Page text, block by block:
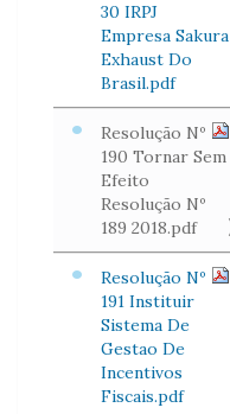
30 IRPJ
Empresa Sakura
Exhaust Do
Brasil.pdf
Resolução Nº
190 Tornar Sem
Efeito
Resolução Nº
189 2018.pdf
Resolução Nº
191 Instituir
Sistema De
Gestao De
Incentivos
Fiscais.pdf